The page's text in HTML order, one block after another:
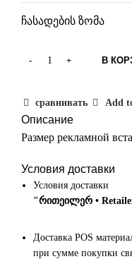
ჩასადების ზომა
В
сравнивать Add
Описание
Размер рекламной
Условия доставки
Условия доставки
"რითეილერ •
Доставка POS
при сумме покупки